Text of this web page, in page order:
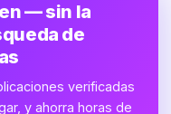
— sin la
de
verificadas
y ahorra horas de